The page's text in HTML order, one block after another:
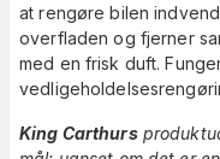
at rengøre bilen
overfladen og fjerner
med en frisk duft.
King Carthurs